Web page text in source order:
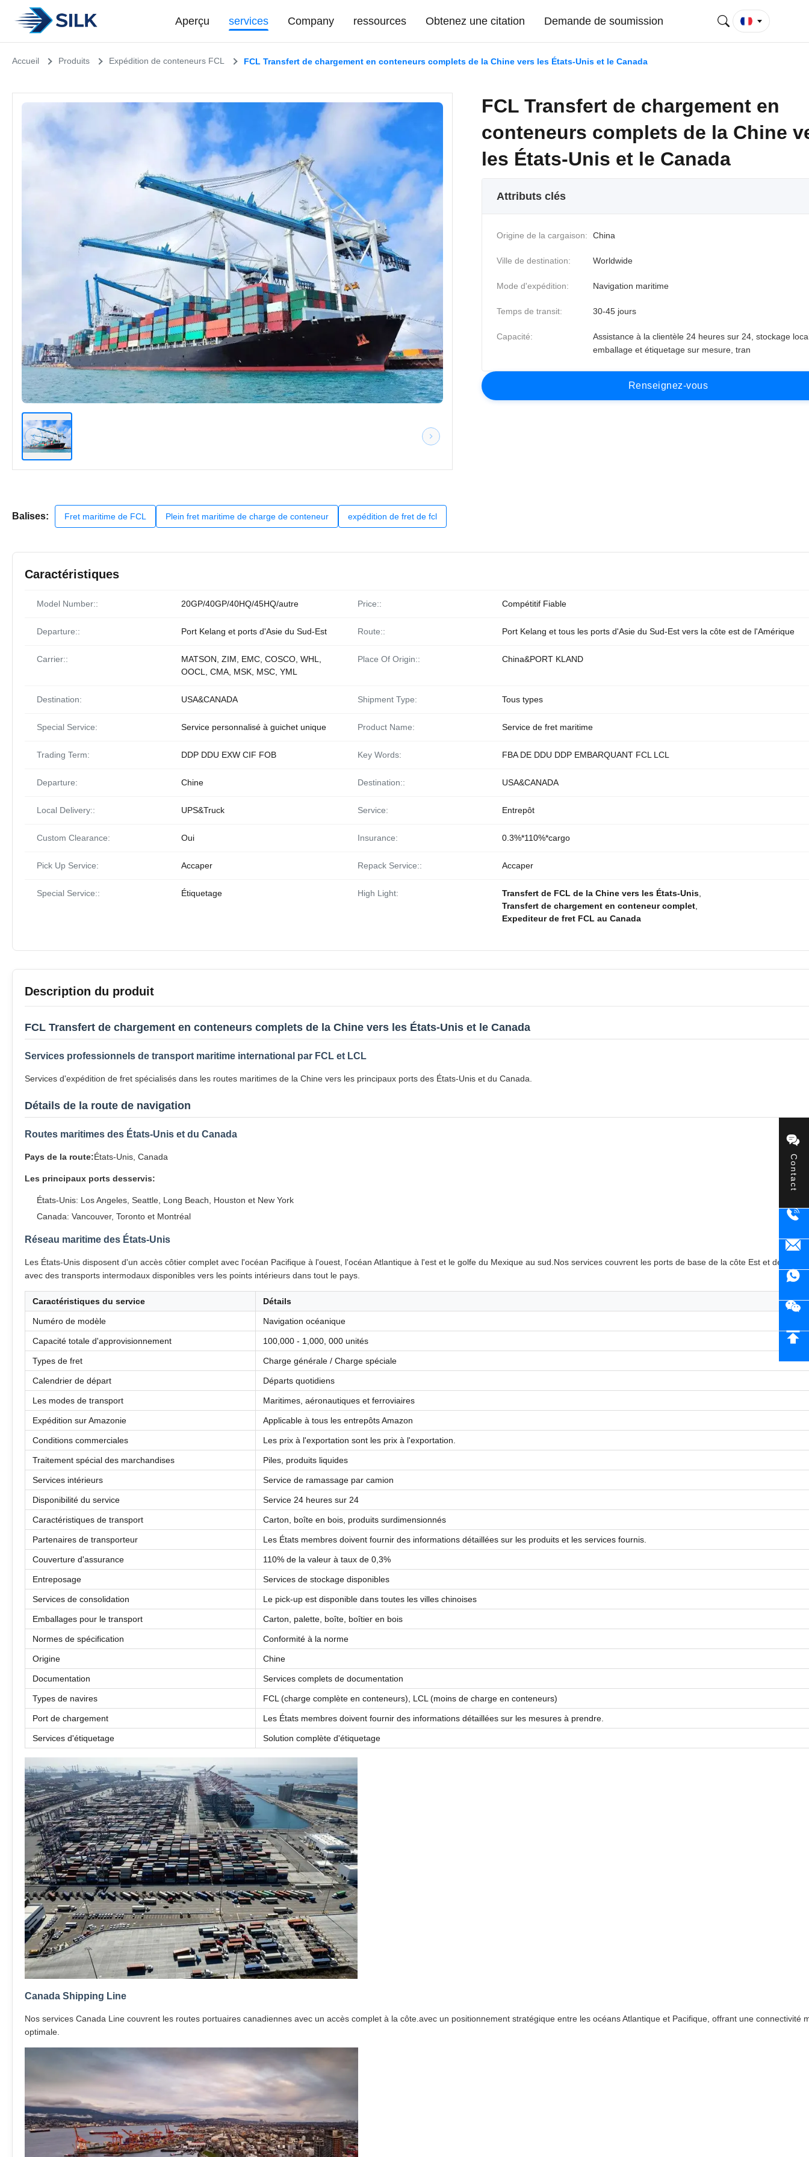
Contact
Aperçu services Company ressources Obtenez une citation Demande de soumission
Accueil Produits Expédition de conteneurs FCL FCL Transfert de chargement en conteneurs complets de la Chine vers les États-Unis et le Canada
FCL Transfert de chargement en
conteneurs complets de la Chine
les États-Unis et le Canada
Attributs clés
Origine de la cargaison: China
Ville de destination: Worldwide
Mode d'expédition: Navigation maritime
Temps de transit: 30-45 jours
Capacité:
Assistance à la clientèle 24 heures sur 24, stockage
emballage et étiquetage sur mesure, tran
Renseignez-vous
Balises: Fret maritime de FCL Plein fret maritime de charge de conteneur expédition de fret de fcl
Caractéristiques
Model Number:: 20GP/40GP/40HQ/45HQ/autre Price:: Compétitif Fiable
Departure:: Port Kelang et ports d'Asie du Sud-Est Route:: Port Kelang et tous les ports d'Asie du Sud-Est vers la côte est de l'Amérique
Carrier::
MATSON, ZIM, EMC, COSCO, WHL,
OOCL, CMA, MSK, MSC, YML
Place Of Origin:: China&PORT KLAND
Destination: USA&CANADA Shipment Type: Tous types
Special Service: Service personnalisé à guichet unique Product Name: Service de fret maritime
Trading Term: DDP DDU EXW CIF FOB Key Words: FBA DE DDU DDP EMBARQUANT FCL LCL
Departure: Chine Destination:: USA&CANADA
Local Delivery:: UPS&Truck Service: Entrepôt
Custom Clearance: Oui Insurance: 0.3%*110%*cargo
Pick Up Service: Accaper Repack Service:: Accaper
Special Service:: Étiquetage High Light: Transfert de FCL de la Chine vers les États-Unis
Transfert de chargement en conteneur complet
Expediteur de fret FCL au Canada
Description du produit
FCL Transfert de chargement en conteneurs complets de la Chine vers les États-Unis et le Canada
Services professionnels de transport maritime international par FCL et LCL
Services d'expédition de fret spécialisés dans les routes maritimes de la Chine vers les principaux ports des États-Unis et du Canada.
Détails de la route de navigation
Routes maritimes des États-Unis et du Canada
Pays de la route:États-Unis, Canada
Les principaux ports desservis:
États-Unis: Los Angeles, Seattle, Long Beach, Houston et New York
Canada: Vancouver, Toronto et Montréal
Réseau maritime des États-Unis
Les États-Unis disposent d'un accès côtier complet avec l'océan Pacifique à l'ouest, l'océan Atlantique à l'est et le golfe du Mexique au sud.Nos services couvrent les ports de base de la côte Est et de la
avec des transports intermodaux disponibles vers les points intérieurs dans tout le pays.
Caractéristiques du service Détails
Numéro de modèle Navigation océanique
Capacité totale d'approvisionnement 100,000 - 1,000, 000 unités
Types de fret Charge générale / Charge spéciale
Calendrier de départ Départs quotidiens
Les modes de transport Maritimes, aéronautiques et ferroviaires
Expédition sur Amazonie Applicable à tous les entrepôts Amazon
Conditions commerciales Les prix à l'exportation sont les prix à l'exportation.
Traitement spécial des marchandises Piles, produits liquides
Services intérieurs Service de ramassage par camion
Disponibilité du service Service 24 heures sur 24
Caractéristiques de transport Carton, boîte en bois, produits surdimensionnés
Partenaires de transporteur Les États membres doivent fournir des informations détaillées sur les produits et les services fournis.
Couverture d'assurance 110% de la valeur à taux de 0,3%
Entreposage Services de stockage disponibles
Services de consolidation Le pick-up est disponible dans toutes les villes chinoises
Emballages pour le transport Carton, palette, boîte, boîtier en bois
Normes de spécification Conformité à la norme
Origine Chine
Documentation Services complets de documentation
Types de navires FCL (charge complète en conteneurs), LCL (moins de charge en conteneurs)
Port de chargement Les États membres doivent fournir des informations détaillées sur les mesures à prendre.
Services d'étiquetage Solution complète d'étiquetage
Canada Shipping Line
Nos services Canada Line couvrent les routes portuaires canadiennes avec un accès complet à la côte.avec un positionnement stratégique entre les océans Atlantique et Pacifique, offrant une connectivité
optimale.